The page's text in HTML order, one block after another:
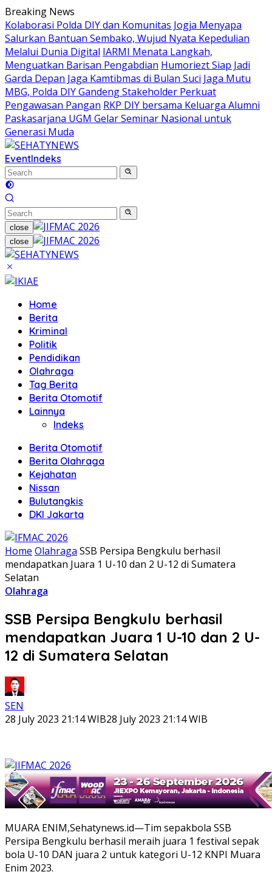
Skip
to
content
Breaking News
Kolaborasi Polda DIY dan Komunitas Jogja Menyapa
Salurkan Bantuan Sembako, Wujud Nyata Kepedulian
Melalui Dunia Digital IARMI Menata Langkah,
Menguatkan Barisan Pengabdian Humoriezt Siap Jadi
Garda Depan Jaga Kamtibmas di Bulan Suci Jaga Mutu
MBG, Polda DIY Gandeng Stakeholder Perkuat
Pengawasan Pangan RKP DIY bersama Keluarga Alumni
Paskasarjana UGM Gelar Seminar Nasional untuk
Generasi Muda
EventIndeks
close
close
Home
Berita
Kriminal
Politik
Pendidikan
Olahraga
Tag Berita
Berita Otomotif
Lainnya
Indeks
Berita Otomotif
Berita Olahraga
Kejahatan
Nissan
Bulutangkis
DKI Jakarta
Home Olahraga SSB Persipa Bengkulu berhasil
mendapatkan Juara 1 U-10 dan 2 U-12 di Sumatera
Selatan
Olahraga
SSB Persipa Bengkulu berhasil
mendapatkan Juara 1 U-10 dan 2 U-
12 di Sumatera Selatan
SEN
28 July 2023 21:14 WIB28 July 2023 21:14 WIB
MUARA ENIM,Sehatynews.id—Tim sepakbola SSB
Persipa Bengkulu berhasil meraih juara 1 festival sepak
bola U-10 DAN juara 2 untuk kategori U-12 KNPI Muara
Enim 2023.